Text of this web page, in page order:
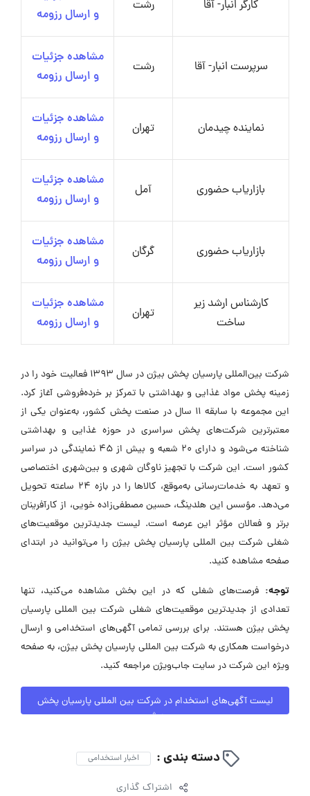
کارگر انبار- آقا رشت
و ارسال رزومه
سرپرست انبار- آقا رشت
مشاهده جزئیات
و ارسال رزومه
نماینده چیدمان تهران
مشاهده جزئیات
و ارسال رزومه
بازاریاب حضوری آمل
مشاهده جزئیات
و ارسال رزومه
بازاریاب حضوری گرگان
مشاهده جزئیات
و ارسال رزومه
کارشناس ارشد زیر
ساخت
تهران
مشاهده جزئیات
و ارسال رزومه
شرکت بین‌المللی پارسیان پخش بیژن در سال 1393 فعالیت خود را در
زمینه پخش مواد غذایی و بهداشتی با تمرکز بر خرده‌فروشی آغاز کرد.
این مجموعه با سابقه 11 سال در صنعت پخش کشور، به‌عنوان یکی از
معتبرترین شرکت‌های پخش سراسری در حوزه غذایی و بهداشتی
شناخته می‌شود و دارای 20 شعبه و بیش از 45 نمایندگی در سراسر
کشور است. این شرکت با تجهیز ناوگان شهری و بین‌شهری اختصاصی
و تعهد به خدمات‌رسانی به‌موقع، کالاها را در بازه 24 ساعته تحویل
می‌دهد. مؤسس این هلدینگ، حسین مصطفی‌زاده خویی، از کارآفرینان
برتر و فعالان مؤثر این عرصه است. لیست جدیدترین موقعیت‌های
شغلی شرکت بین المللی پارسیان پخش بیژن را می‌توانید در ابتدای
صفحه مشاهده کنید.
توجه: فرصت‌های شغلی که در این بخش مشاهده می‌کنید، تنها
تعدادی از جدیدترین موقعیت‌های شغلی شرکت بین المللی پارسیان
پخش بیژن هستند. برای بررسی تمامی آگهی‌های استخدامی و ارسال
درخواست همکاری به شرکت بین المللی پارسیان پخش بیژن، به صفحه
ویژه این شرکت در سایت جاب‌ویژن مراجعه کنید.
لیست آگهی‌های استخدام در شرکت بین المللی پارسیان پخش
بیژن
دسته بندی : اخبار استخدامی
اشتراک گذاری